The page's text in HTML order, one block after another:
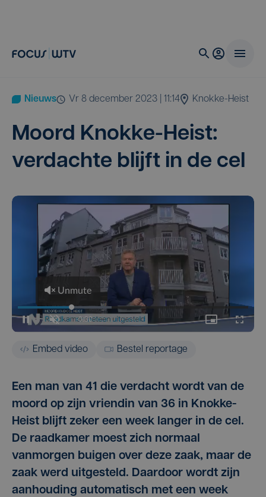
Nieuws vr 8 december 2023 | 11:14 Knokke-Heist
Moord Knok­ke-Heist:
ver­dach­te blijft in de cel
Embed video Bestel reportage
Een man van 41 die verdacht wordt van de
moord op zijn vriendin van 36 in Knokke-
Heist blijft zeker een week langer in de cel.
De raadkamer moest zich normaal
vanmorgen buigen over deze zaak, maar de
zaak werd uitgesteld. Daardoor wordt zijn
aanhouding automatisch met een week